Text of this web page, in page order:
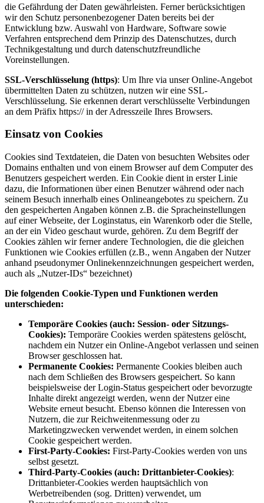
die Gefährdung der Daten gewährleisten. Ferner berücksichtigen
wir den Schutz personenbezogener Daten bereits bei der
Entwicklung bzw. Auswahl von Hardware, Software sowie
Verfahren entsprechend dem Prinzip des Datenschutzes, durch
Technikgestaltung und durch datenschutzfreundliche
Voreinstellungen.
SSL-Verschlüsselung (https): Um Ihre via unser Online-Angebot
übermittelten Daten zu schützen, nutzen wir eine SSL-
Verschlüsselung. Sie erkennen derart verschlüsselte Verbindungen
an dem Präfix https:// in der Adresszeile Ihres Browsers.
Einsatz von Cookies
Cookies sind Textdateien, die Daten von besuchten Websites oder
Domains enthalten und von einem Browser auf dem Computer des
Benutzers gespeichert werden. Ein Cookie dient in erster Linie
dazu, die Informationen über einen Benutzer während oder nach
seinem Besuch innerhalb eines Onlineangebotes zu speichern. Zu
den gespeicherten Angaben können z.B. die Spracheinstellungen
auf einer Webseite, der Loginstatus, ein Warenkorb oder die Stelle,
an der ein Video geschaut wurde, gehören. Zu dem Begriff der
Cookies zählen wir ferner andere Technologien, die die gleichen
Funktionen wie Cookies erfüllen (z.B., wenn Angaben der Nutzer
anhand pseudonymer Onlinekennzeichnungen gespeichert werden,
auch als „Nutzer-IDs“ bezeichnet)
Die folgenden Cookie-Typen und Funktionen werden
unterschieden:
Temporäre Cookies (auch: Session- oder Sitzungs-
Cookies): Temporäre Cookies werden spätestens gelöscht,
nachdem ein Nutzer ein Online-Angebot verlassen und seinen
Browser geschlossen hat.
Permanente Cookies: Permanente Cookies bleiben auch
nach dem Schließen des Browsers gespeichert. So kann
beispielsweise der Login-Status gespeichert oder bevorzugte
Inhalte direkt angezeigt werden, wenn der Nutzer eine
Website erneut besucht. Ebenso können die Interessen von
Nutzern, die zur Reichweitenmessung oder zu
Marketingzwecken verwendet werden, in einem solchen
Cookie gespeichert werden.
First-Party-Cookies: First-Party-Cookies werden von uns
selbst gesetzt.
Third-Party-Cookies (auch: Drittanbieter-Cookies):
Drittanbieter-Cookies werden hauptsächlich von
Werbetreibenden (sog. Dritten) verwendet, um